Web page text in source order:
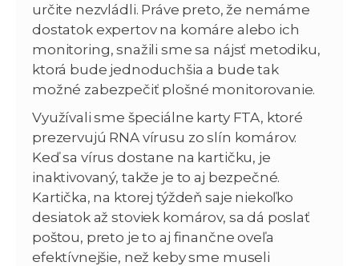
určite nezvládli. Práve preto, že nemáme
dostatok expertov na komáre alebo ich
monitoring, snažili sme sa nájsť metodiku,
ktorá bude jednoduchšia a bude tak
možné zabezpečiť plošné monitorovanie.
Využívali sme špeciálne karty FTA, ktoré
prezervujú RNA vírusu zo slín komárov.
Keď sa vírus dostane na kartičku, je
inaktivovaný, takže je to aj bezpečné.
Kartička, na ktorej týždeň saje niekoľko
desiatok až stoviek komárov, sa dá poslať
poštou, preto je to aj finančne oveľa
efektívnejšie, než keby sme museli